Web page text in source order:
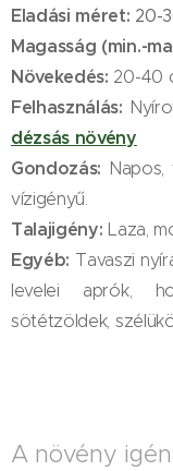
Eladási méret: 20-
Magasság (min.-
Növekedés: 20-40
Felhasználás:
dézsás növény
Gondozás:
vízigényű.
Talajigény: Laza,
Egyéb: Tavaszi
levelei aprók,
sötétzöldek,
A növény